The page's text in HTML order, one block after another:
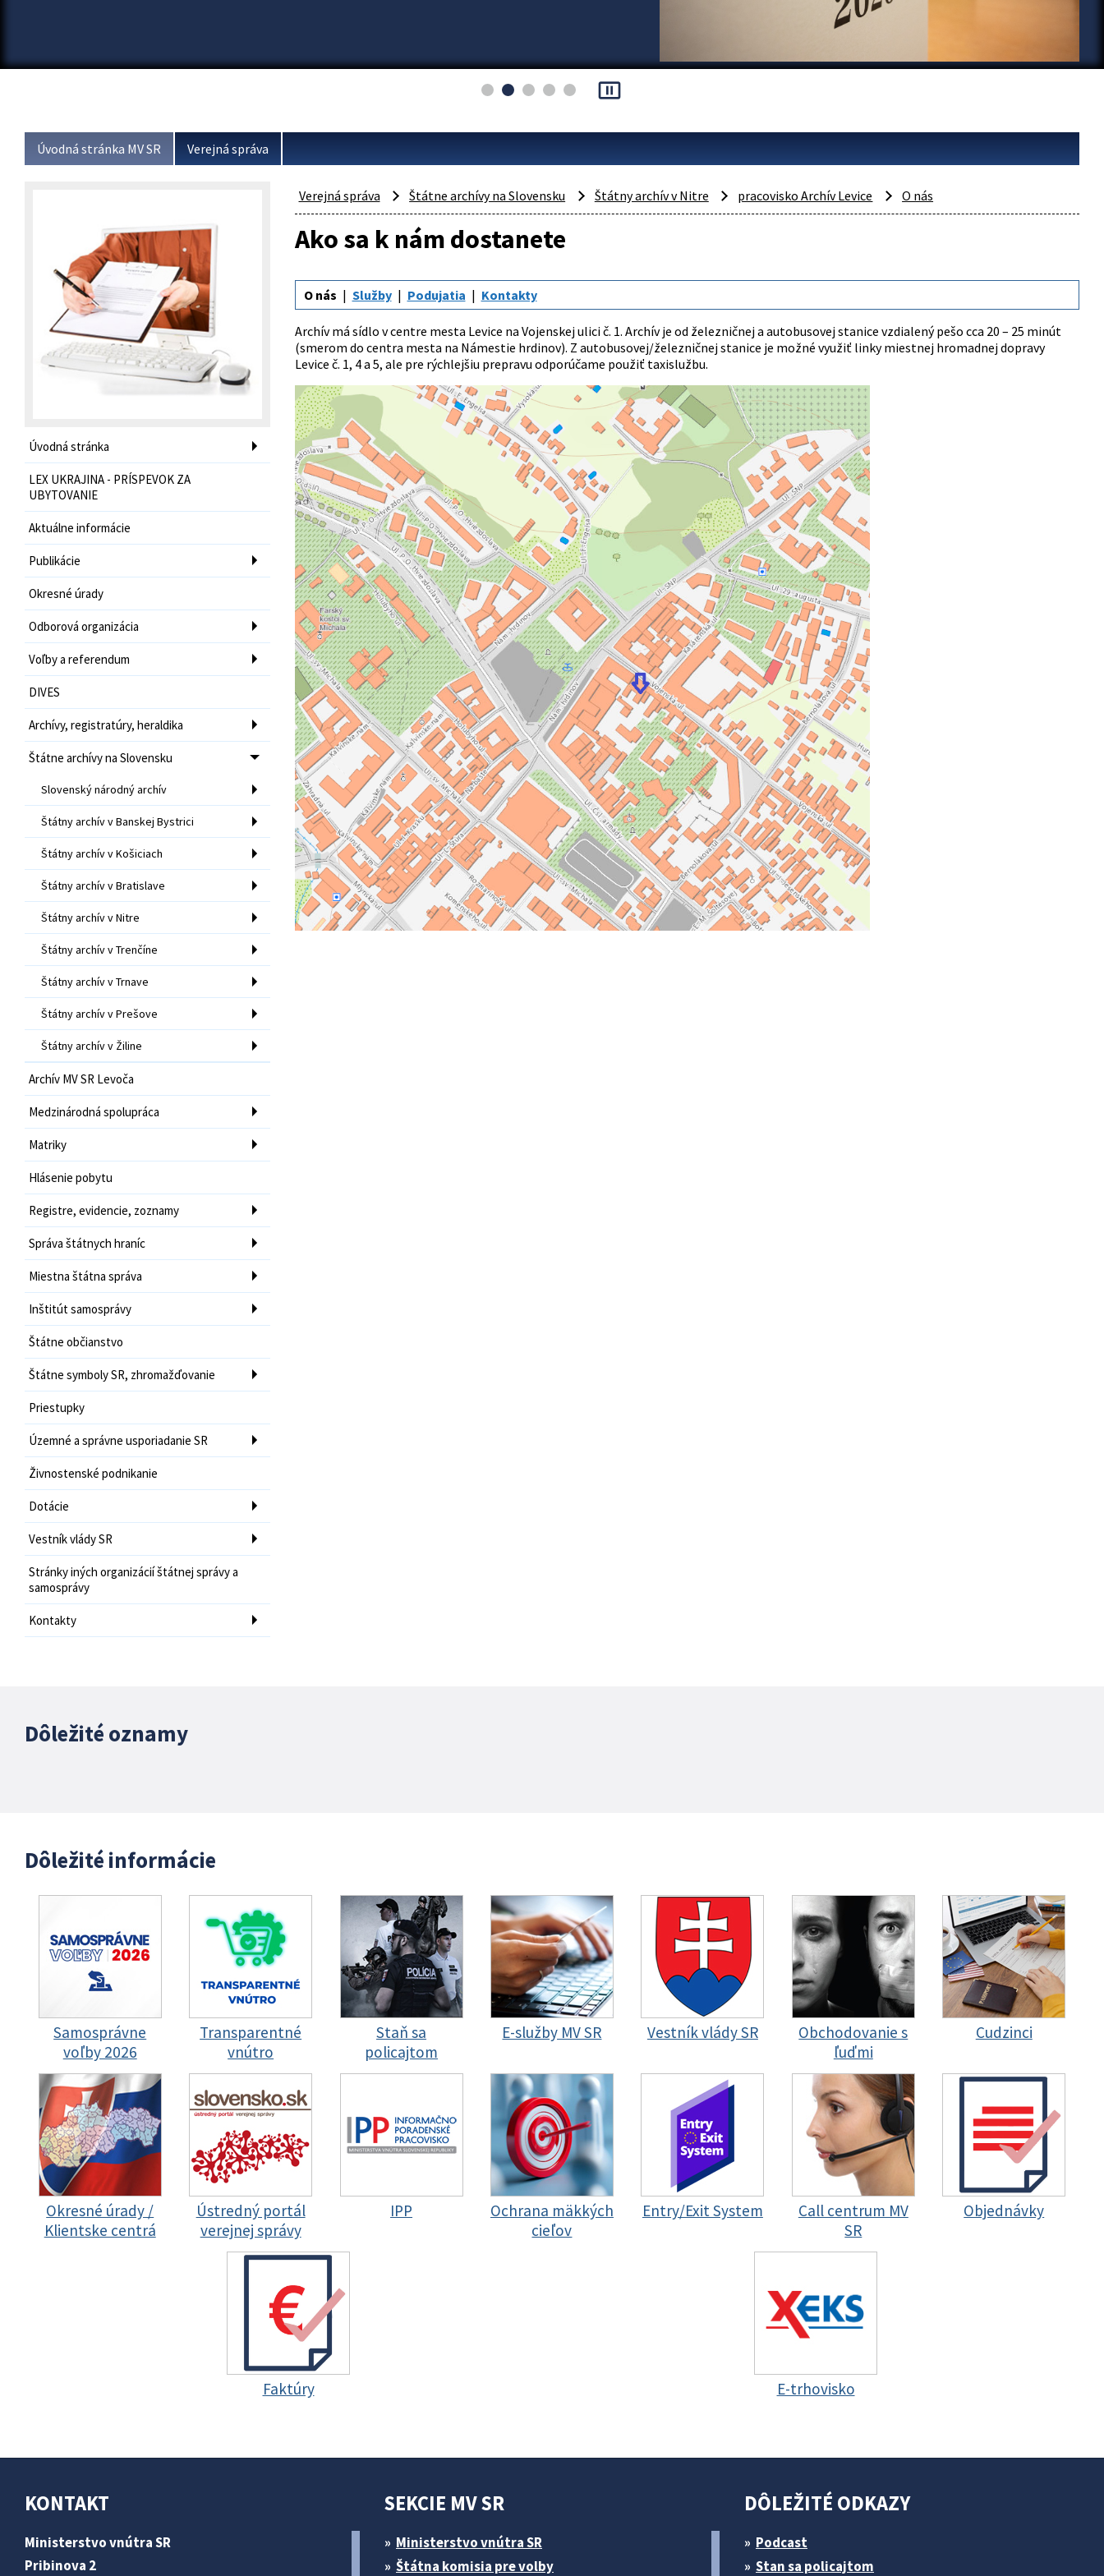
pause_presentation
Úvodná stránka MV SR Verejná správa
Úvodná stránka
LEX UKRAJINA - PRÍSPEVOK ZA
UBYTOVANIE
Aktuálne informácie
Publikácie
Okresné úrady
Odborová organizácia
Voľby a referendum
DIVES
Archívy, registratúry, heraldika
Štátne archívy na Slovensku
Slovenský národný archív
Štátny archív v Banskej Bystrici
Štátny archív v Košiciach
Štátny archív v Bratislave
Štátny archív v Nitre
Štátny archív v Trenčíne
Štátny archív v Trnave
Štátny archív v Prešove
Štátny archív v Žiline
Archív MV SR Levoča
Medzinárodná spolupráca
Matriky
Hlásenie pobytu
Registre, evidencie, zoznamy
Správa štátnych hraníc
Miestna štátna správa
Inštitút samosprávy
Štátne občianstvo
Štátne symboly SR, zhromažďovanie
Priestupky
Územné a správne usporiadanie SR
Živnostenské podnikanie
Dotácie
Vestník vlády SR
Stránky iných organizácií štátnej správy a
samosprávy
Kontakty
Verejná správa Štátne archívy na Slovensku Štátny archív v Nitre pracovisko Archív Levice O nás
Ako sa k nám dostanete
O nás Služby Podujatia Kontakty
Archív má sídlo v centre mesta Levice na Vojenskej ulici č. 1. Archív je od železničnej a autobusovej stanice vzdialený pešo cca 20 – 25 minút
(smerom do centra mesta na Námestie hrdinov). Z autobusovej/železničnej stanice je možné využiť linky miestnej hromadnej dopravy
Levice č. 1, 4 a 5, ale pre rýchlejšiu prepravu odporúčame použiť taxislužbu.
Dôležité oznamy
Dôležité informácie
Samosprávne
voľby 2026
Transparentné
vnútro
Staň sa
policajtom
E-služby MV SR Vestník vlády SR
Obchodovanie s
ľuďmi
Cudzinci
Okresné úrady /
Klientske centrá
Ústredný portál
verejnej správy
IPP
Ochrana mäkkých
cieľov
Entry/Exit System
Call centrum MV
SR
Objednávky
Faktúry E-trhovisko
KONTAKT
Ministerstvo vnútra SR
Pribinova 2
SEKCIE MV SR
Ministerstvo vnútra SR
Štátna komisia pre volby
DÔLEŽITÉ ODKAZY
Podcast
Stan sa policajtom